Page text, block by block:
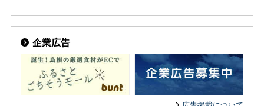
企業広告